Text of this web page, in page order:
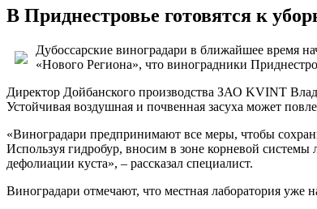
В Приднестровье готовятся к
Дубоссарские виноградари в ближайшее время
«Нового Региона», что виноградники
Директор Дойбанского производства ЗАО KVINT
Устойчивая воздушная и почвенная засуха может
«Виноградари предпринимают все меры, чтобы
Используя гидробур, вносим в зоне корневой
дефолиации куста», – рассказал специалист.
Виноградари отмечают, что местная лаборатория уже